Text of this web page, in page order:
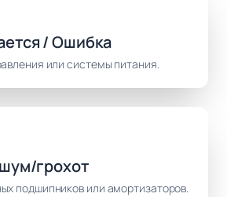
/ Ошибка
или системы питания.
грохот
подшипников или амортизаторов.